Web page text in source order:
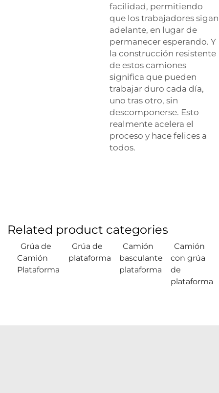
facilidad, permitiendo
que los trabajadores sigan
adelante, en lugar de
permanecer esperando. Y
la construcción resistente
de estos camiones
significa que pueden
trabajar duro cada día,
uno tras otro, sin
descomponerse. Esto
realmente acelera el
proceso y hace felices a
todos.
Related product categories
Grúa de
Camión
Plataforma
Grúa de
plataforma
Camión
basculante
plataforma
Camión
con grúa
de
plataforma